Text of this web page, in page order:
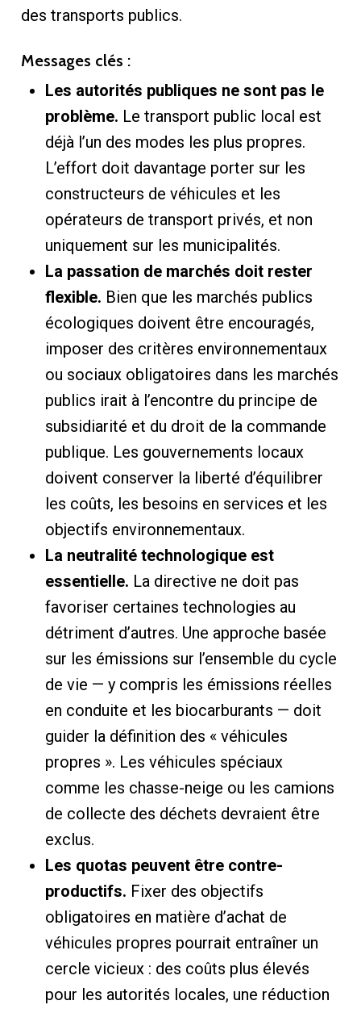
des transports publics.
Messages clés :
Les autorités publiques ne sont pas le
problème. Le transport public local est
déjà l’un des modes les plus propres.
L’effort doit davantage porter sur les
constructeurs de véhicules et les
opérateurs de transport privés, et non
uniquement sur les municipalités.
La passation de marchés doit rester
flexible. Bien que les marchés publics
écologiques doivent être encouragés,
imposer des critères environnementaux
ou sociaux obligatoires dans les marchés
publics irait à l’encontre du principe de
subsidiarité et du droit de la commande
publique. Les gouvernements locaux
doivent conserver la liberté d’équilibrer
les coûts, les besoins en services et les
objectifs environnementaux.
La neutralité technologique est
essentielle. La directive ne doit pas
favoriser certaines technologies au
détriment d’autres. Une approche basée
sur les émissions sur l’ensemble du cycle
de vie — y compris les émissions réelles
en conduite et les biocarburants — doit
guider la définition des « véhicules
propres ». Les véhicules spéciaux
comme les chasse-neige ou les camions
de collecte des déchets devraient être
exclus.
Les quotas peuvent être contre-
productifs. Fixer des objectifs
obligatoires en matière d’achat de
véhicules propres pourrait entraîner un
cercle vicieux : des coûts plus élevés
pour les autorités locales, une réduction